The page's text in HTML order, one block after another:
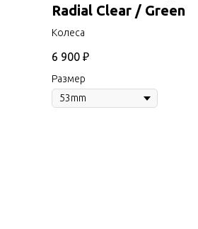
Radial Clear / Green
Колеса
6 900 ₽
Размер